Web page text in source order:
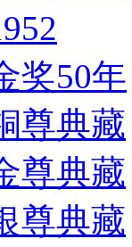
奖50年
尊典藏
尊典藏
尊典藏